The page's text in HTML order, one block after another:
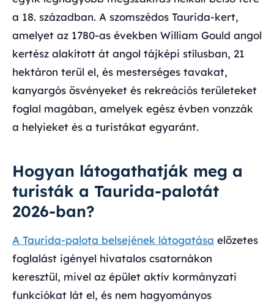
a 18. században. A szomszédos Taurida-kert,
amelyet az 1780-as években William Gould angol
kertész alakított át angol tájképi stílusban, 21
hektáron terül el, és mesterséges tavakat,
kanyargós ösvényeket és rekreációs területeket
foglal magában, amelyek egész évben vonzzák
a helyieket és a turistákat egyaránt.
Hogyan látogathatják meg a
turisták a Taurida-palotát
2026-ban?
A Taurida-palota belsejének látogatása előzetes
foglalást igényel hivatalos csatornákon
keresztül, mivel az épület aktív kormányzati
funkciókat lát el, és nem hagyományos